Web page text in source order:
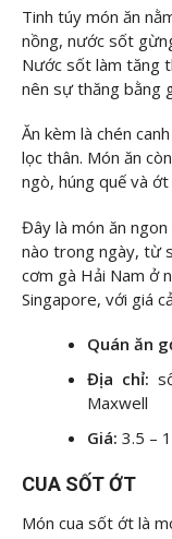
Tinh túy món ăn
nồng, nước sốt
Nước sốt làm tăng
nên sự thăng bằng
Ăn kèm là chén
lọc thân. Món ăn
ngò, húng quế và ớt
Đây là món ăn
nào trong ngày, từ
cơm gà Hải Nam ở
Singapore, với giá
Quán ăn
Địa chỉ:
Maxwell
Giá: 3.5 –
CUA SỐT ỚT
Món cua sốt ớt là